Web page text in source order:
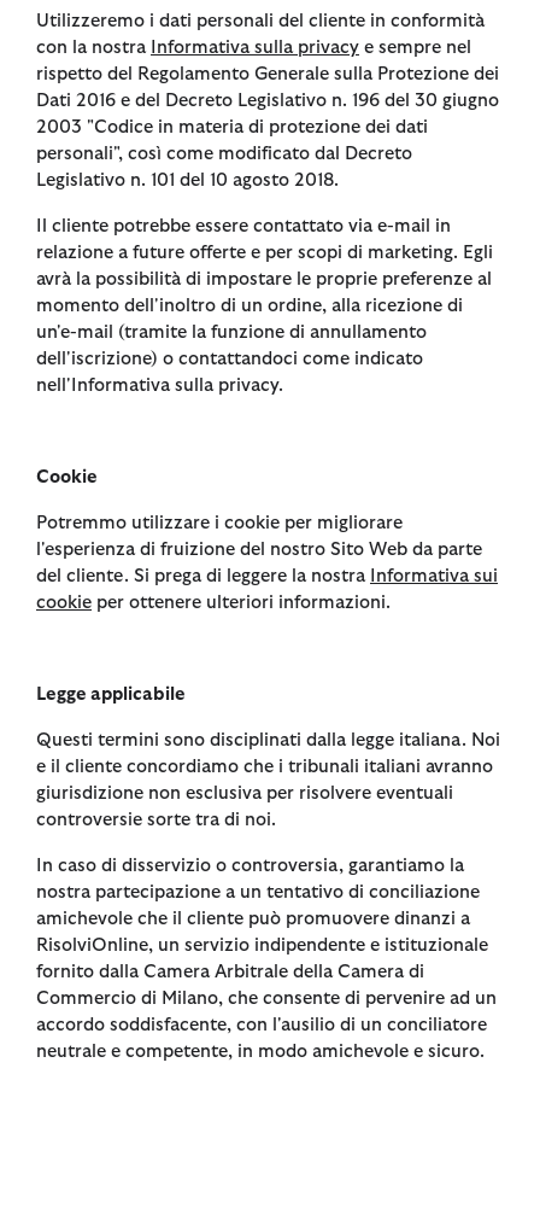
Utilizzeremo i dati personali del cliente in conformità
con la nostra Informativa sulla privacy e sempre nel
rispetto del Regolamento Generale sulla Protezione dei
Dati 2016 e del Decreto Legislativo n. 196 del 30 giugno
2003 "Codice in materia di protezione dei dati
personali", così come modificato dal Decreto
Legislativo n. 101 del 10 agosto 2018.
Il cliente potrebbe essere contattato via e-mail in
relazione a future offerte e per scopi di marketing. Egli
avrà la possibilità di impostare le proprie preferenze al
momento dell'inoltro di un ordine, alla ricezione di
un'e-mail (tramite la funzione di annullamento
dell'iscrizione) o contattandoci come indicato
nell'Informativa sulla privacy.
Cookie
Potremmo utilizzare i cookie per migliorare
l'esperienza di fruizione del nostro Sito Web da parte
del cliente. Si prega di leggere la nostra Informativa sui
cookie per ottenere ulteriori informazioni.
Legge applicabile
Questi termini sono disciplinati dalla legge italiana. Noi
e il cliente concordiamo che i tribunali italiani avranno
giurisdizione non esclusiva per risolvere eventuali
controversie sorte tra di noi.
In caso di disservizio o controversia, garantiamo la
nostra partecipazione a un tentativo di conciliazione
amichevole che il cliente può promuovere dinanzi a
RisolviOnline, un servizio indipendente e istituzionale
fornito dalla Camera Arbitrale della Camera di
Commercio di Milano, che consente di pervenire ad un
accordo soddisfacente, con l'ausilio di un conciliatore
neutrale e competente, in modo amichevole e sicuro.